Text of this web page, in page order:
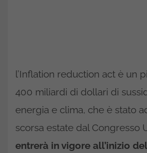
l’Inflation reduction act è un
400 miliardi di dollari di
energia e clima, che è stato
scorsa estate dal Congresso
entrerà in vigore all’inizio